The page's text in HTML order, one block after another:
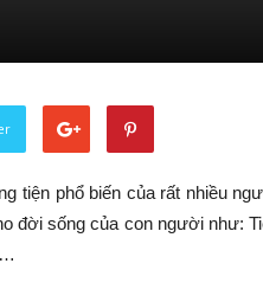
tiện phổ biến của rất nhiều
đời sống của con người như: